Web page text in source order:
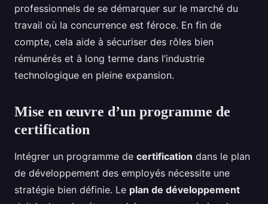
professionnels de se démarquer sur le marché du
travail où la concurrence est féroce. En fin de
compte, cela aide à sécuriser des rôles bien
rémunérés et à long terme dans l’industrie
technologique en pleine expansion.
Mise en œuvre d’un programme de
certification
Intégrer un programme de certification dans le plan
de développement des employés nécessite une
stratégie bien définie. Le plan de développement